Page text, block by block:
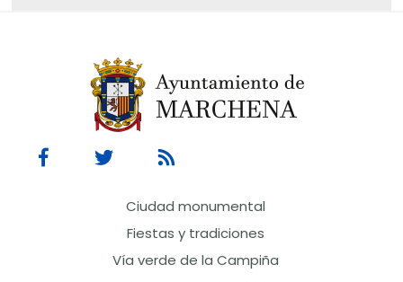
Ciudad monumental
Fiestas y tradiciones
Vía verde de la Campiña